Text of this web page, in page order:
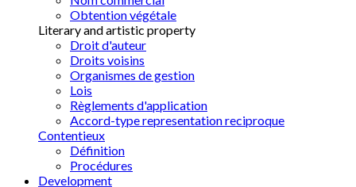
Obtention végétale
Literary and artistic property
Droit d'auteur
Droits voisins
Organismes de gestion
Lois
Règlements d'application
Accord-type representation reciproque
Contentieux
Définition
Procédures
Development